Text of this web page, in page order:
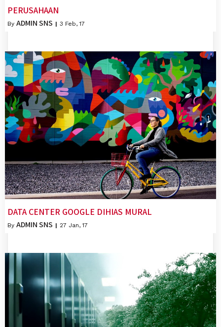
PERUSAHAAN
By ADMIN SNS | 3 Feb, 17
DATA CENTER GOOGLE DIHIAS MURAL
By ADMIN SNS | 27 Jan, 17